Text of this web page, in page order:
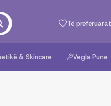
Të preferuarat
& Skincare Vegla Pune